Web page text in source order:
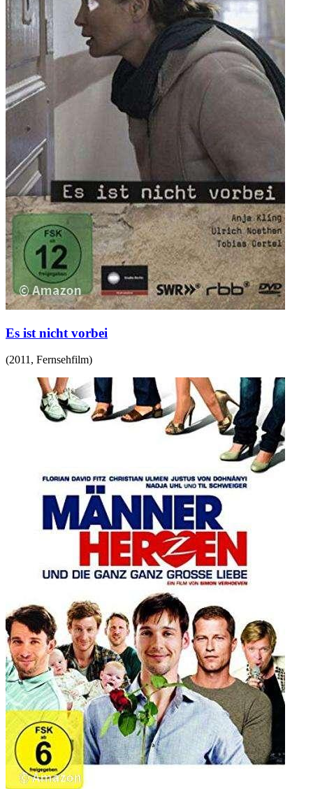
Es ist nicht vorbei
(2011 , Fernsehfilm)